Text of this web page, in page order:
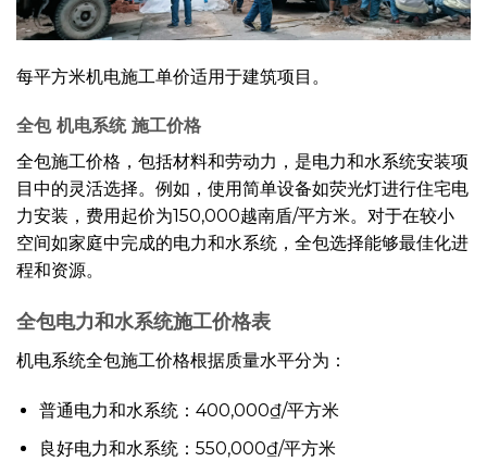
每平方米机电施工单价适用于建筑项目。
全包 机电系统施工价格
全包施工价格，包括材料和劳动力，是电力和水系统安装项
目中的灵活选择。例如，使用简单设备如荧光灯进行住宅电
力安装，费用起价为150,000越南盾/平方米。对于在较小
空间如家庭中完成的电力和水系统，全包选择能够最佳化进
程和资源。
全包电力和水系统施工价格表
机电系统全包施工价格根据质量水平分为：
普通电力和水系统：400,000₫/平方米
良好电力和水系统：550,000₫/平方米